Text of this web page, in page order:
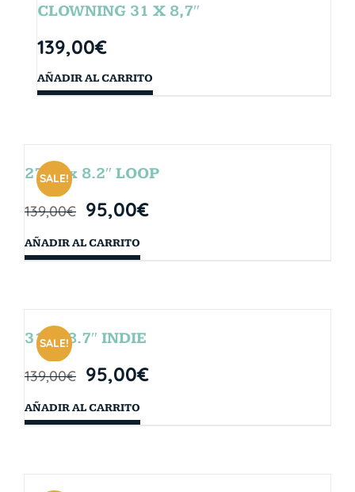
CLOWNING 31 X 8,7″
139,00€
AÑADIR AL CARRITO
SALE!
27.5″ x 8.2″ LOOP
139,00€ 95,00€
AÑADIR AL CARRITO
SALE!
31″ x 8.7″ INDIE
139,00€ 95,00€
AÑADIR AL CARRITO